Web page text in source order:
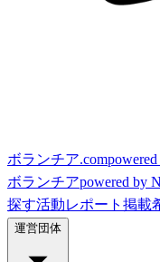
ボランチア.com
ボランチアpowered by
探す活動レポート 掲載
運営団体